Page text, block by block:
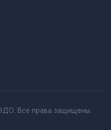
Все права защищены.